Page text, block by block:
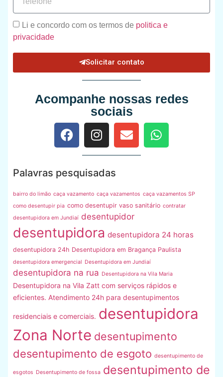
Li e concordo com os termos de politica e
privacidade
Solicitar contato
Acompanhe nossas redes
sociais
Palavras pesquisadas
bairro do limão caça vazamento caça vazamentos caça vazamentos SP
como desentupir pia como desentupir vaso sanitário contratar
desentupidora em Jundiaí desentupidor
desentupidora desentupidora 24 horas
desentupidora 24h Desentupidora em Bragança Paulista
desentupidora emergencial Desentupidora em Jundiaí
desentupidora na rua Desentupidora na Vila Maria
Desentupidora na Vila Zatt com serviços rápidos e
eficientes. Atendimento 24h para desentupimentos
residenciais e comerciais. desentupidora
Zona Norte desentupimento
desentupimento de esgoto desentupimento de
esgotos Desentupimento de fossa desentupimento de